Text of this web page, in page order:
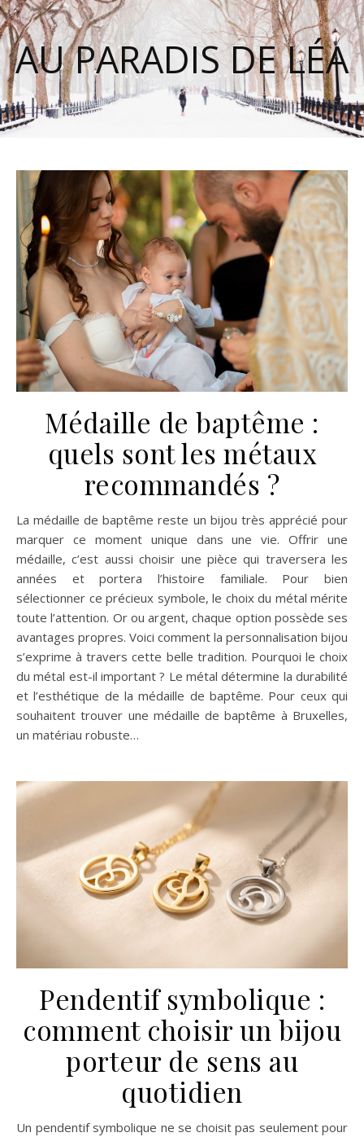
AU PARADIS DE LÉA
Médaille de baptême :
quels sont les métaux
recommandés ?
La médaille de baptême reste un bijou très apprécié pour
marquer ce moment unique dans une vie. Offrir une
médaille, c’est aussi choisir une pièce qui traversera les
années et portera l’histoire familiale. Pour bien
sélectionner ce précieux symbole, le choix du métal mérite
toute l’attention. Or ou argent, chaque option possède ses
avantages propres. Voici comment la personnalisation bijou
s’exprime à travers cette belle tradition. Pourquoi le choix
du métal est-il important ? Le métal détermine la durabilité
et l’esthétique de la médaille de baptême. Pour ceux qui
souhaitent trouver une médaille de baptême à Bruxelles,
un matériau robuste…
Pendentif symbolique :
comment choisir un bijou
porteur de sens au
quotidien
Un pendentif symbolique ne se choisit pas seulement pour